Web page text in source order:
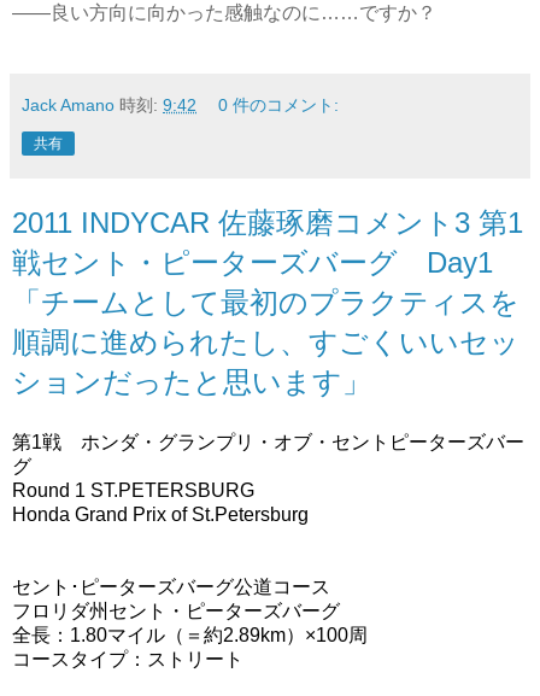
――良い方向に向かった感触なのに……ですか？
Jack Amano 時刻: 9:42 0 件のコメント:
共有
2011 INDYCAR 佐藤琢磨コメント3 第1
戦セント・ピーターズバーグ Day1
「チームとして最初のプラクティスを
順調に進められたし、すごくいいセッ
ションだったと思います」
第1戦 ホンダ・グランプリ・オブ・セントピーターズバー
グ
Round 1 ST.PETERSBURG
Honda Grand Prix of St.Petersburg
セント･ピーターズバーグ公道コース
フロリダ州セント・ピーターズバーグ
全長：1.80マイル（＝約2.89km）×100周
コースタイプ：ストリート